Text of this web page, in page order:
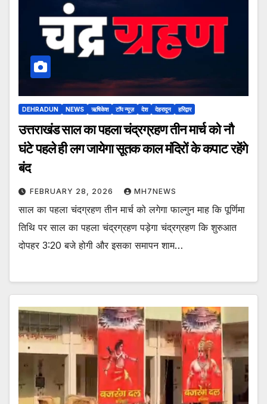
DEHRADUN NEWS ऋषिकेश टॉप न्यूज़ देश देहरादून हरिद्वार
उत्तराखंड साल का पहला चंद्रग्रहण तीन मार्च को नौ
घंटे पहले ही लग जायेगा सूतक काल मंदिरों के कपाट रहेंगे
बंद
FEBRUARY 28, 2026 MH7NEWS
साल का पहला चंदग्रहण तीन मार्च को लगेगा फाल्गुन माह कि पूर्णिमा
तिथि पर साल का पहला चंद्रग्रहण पड़ेगा चंद्रग्रहण कि शुरुआत
दोपहर 3:20 बजे होगी और इसका समापन शाम…